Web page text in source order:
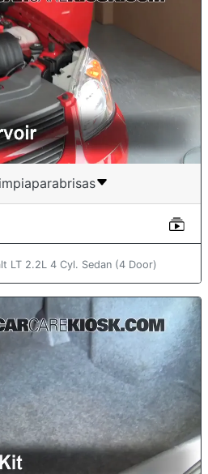
LT 2.2L 4 Cyl. Sedan (4 Door)